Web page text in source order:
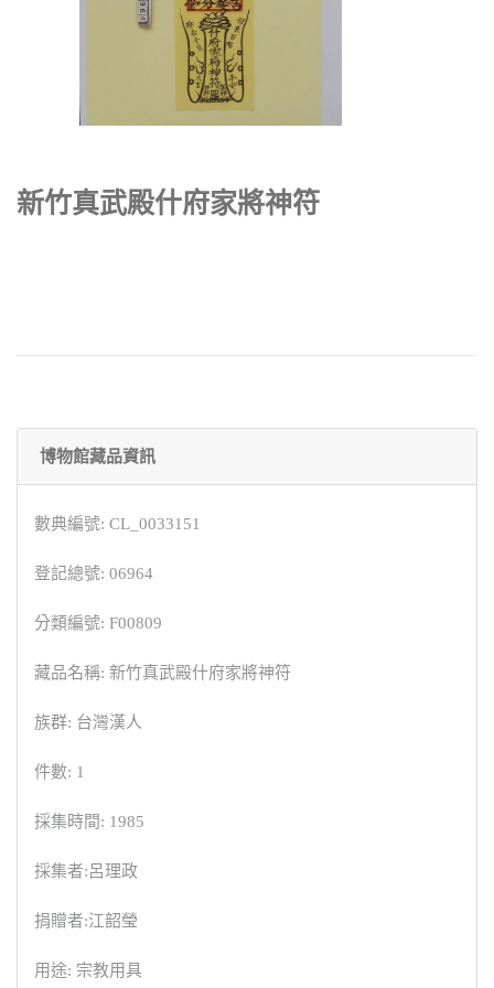
新竹真武殿什府家將神符
博物館藏品資訊
數典編號: CL_0033151
登記總號: 06964
分類編號: F00809
藏品名稱: 新竹真武殿什府家將神符
族群: 台灣漢人
件數: 1
採集時間: 1985
採集者:呂理政
捐贈者:江韶瑩
用途: 宗教用具